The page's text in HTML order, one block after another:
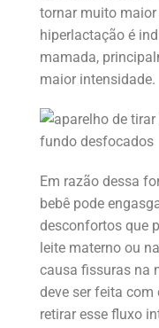
tornar muito maior
hiperlactação é
mamada,
maior intensidade.
Em razão dessa
bebê pode
desconfortos que
leite materno ou
causa fissuras na
deve ser feita com
retirar esse fluxo